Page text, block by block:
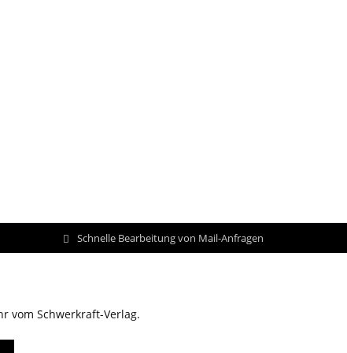
Schnelle Bearbeitung von Mail-Anfragen
vom Schwerkraft-Verlag.